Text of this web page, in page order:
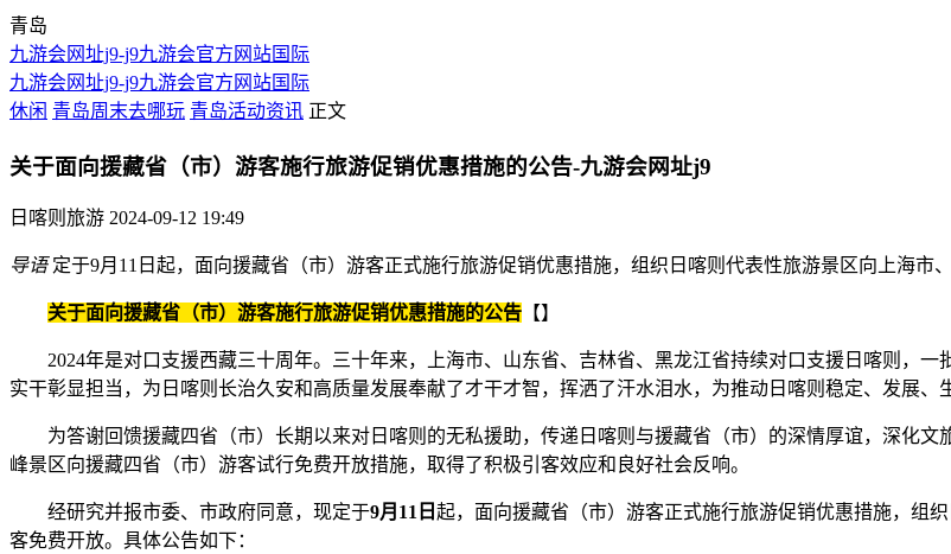
青岛
九游会网址j9-j9九游会官方网站国际
九游会网址j9-j9九游会官方网站国际
休闲 青岛周末去哪玩 青岛活动资讯 正文
关于面向援藏省（市）游客施行旅游促销优惠措施的公告-九游会网址j9
日喀则旅游 2024-09-12 19:49
导语定于9月11日起，面向援藏省（市）游客正式施行旅游促销优惠措施，组织日喀则代表性旅游景区向上海市
关于面向援藏省（市）游客施行旅游促销优惠措施的公告 【】
2024年是对口支援西藏三十周年。三十年来，上海市、山东省、吉林省、黑龙江省持续对口支援日喀则，一
实干彰显担当，为日喀则长治久安和高质量发展奉献了才干才智，挥洒了汗水泪水，为推动日喀则稳定、发展、
为答谢回馈援藏四省（市）长期以来对日喀则的无私援助，传递日喀则与援藏省（市）的深情厚谊，深化文
峰景区向援藏四省（市）游客试行免费开放措施，取得了积极引客效应和良好社会反响。
经研究并报市委、市政府同意，现定于9月11日 起，面向援藏省（市）游客正式施行旅游促销优惠措施，组
客免费开放。具体公告如下：